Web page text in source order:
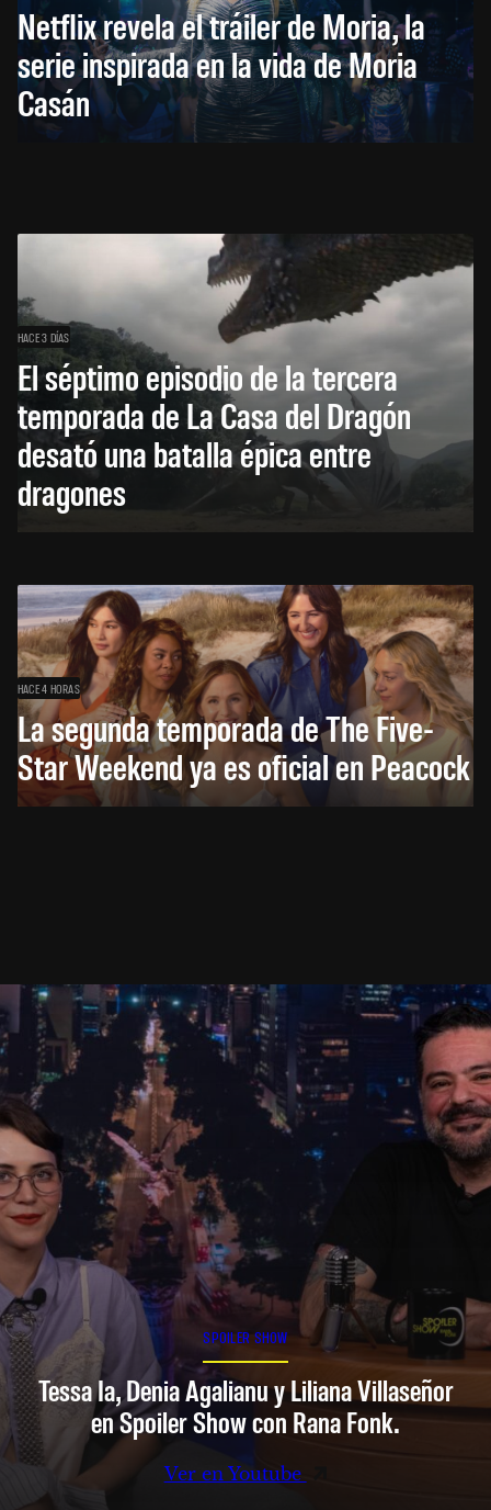
Netflix revela el tráiler de Moria, la
serie inspirada en la vida de Moria
Casán
HACE 3 DÍAS
El séptimo episodio de la tercera
temporada de La Casa del Dragón
desató una batalla épica entre
dragones
HACE 4 HORAS
La segunda temporada de The Five-
Star Weekend ya es oficial en Peacock
SPOILER SHOW
Tessa Ia, Denia Agalianu y Liliana Villaseñor
en Spoiler Show con Rana Fonk.
Ver en Youtube